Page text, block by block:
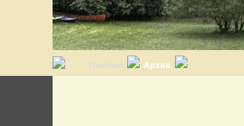
Главная Архив